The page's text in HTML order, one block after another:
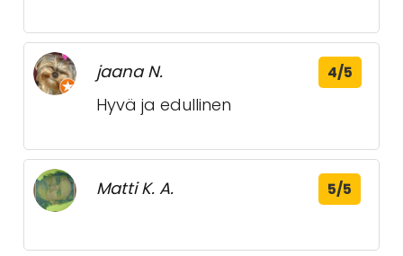
jaana N. 4/5
Hyvä ja edullinen
Matti K. A. 5/5